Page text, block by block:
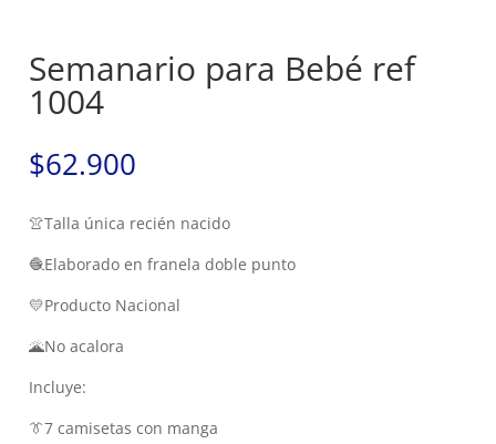
Semanario para Bebé ref
1004
$62.900
👚Talla única recién nacido
🧶Elaborado en franela doble punto
💛Producto Nacional
🌋No acalora
Incluye:
👔7 camisetas con manga